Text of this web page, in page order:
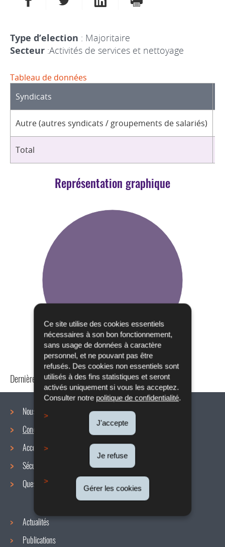
Ce site utilise des cookies essentiels
nécessaires à son bon fonctionnement,
sans usage de données à caractère
personnel, et ne pouvant pas être
refusés. Des cookies non essentiels sont
utilisés à des fins statistiques et seront
activés uniquement si vous les acceptez.
Consulter notre politique de confidentialité.
J'accepte
Je refuse
Gérer les cookies
Type d’election : Majoritaire
Secteur :Activités de services et nettoyage
Tableau de données
Syndicats
Autre (autres syndicats / groupements de salariés)
Total
Représentation graphique
Dernière mise à jour24/04/2024
Menu
de
navigation
Nous connaître
Conditions de travail
Accords collectifs
Sécurité / Santé au travail
Questions / réponses
Actualités
Publications